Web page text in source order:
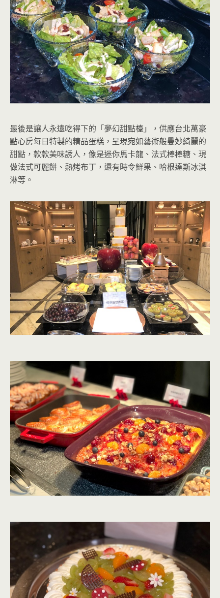
最後是讓人永遠吃得下的「夢幻甜點檯」，供應台北萬豪
點心房每日特製的精品蛋糕，呈現宛如藝術般曼妙綺麗的
甜點，款款美味誘人，像是迷你馬卡龍、法式棒棒糖、現
做法式可麗餅、熱烤布丁，還有時令鮮果、哈根達斯冰淇
淋等。